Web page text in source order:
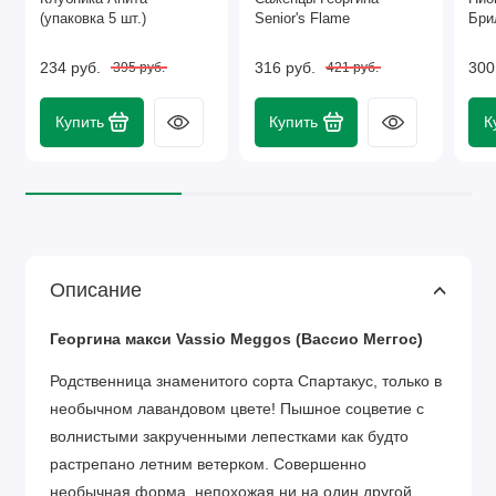
(упаковка 5 шт.)
234 руб. 395 руб.
Купить
Senior's Flame
316 руб. 421 руб.
Купить
Описание
Георгина макси Vassiо Meggos (Вассио Меггос)
Родственница знаменитого сорта Спартакус, только в
необычном лавандовом цвете! Пышное соцветие с
волнистыми закрученными лепестками как будто
растрепано летним ветерком. Совершенно
необычная форма, непохожая ни на один другой